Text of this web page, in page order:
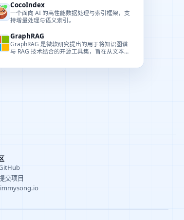
CocoIndex
一个面向 AI 的高性能数据处理与索引框架，支
持增量处理与语义索引。
GraphRAG
GraphRAG 是微软研究提出的用于将知识图谱
与 RAG 技术结合的开源工具集，旨在从文本中
交项目